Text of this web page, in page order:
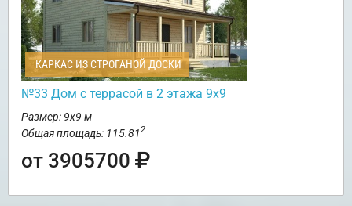
КАРКАС ИЗ СТРОГАНОЙ ДОСКИ
№33 Дом с террасой в 2 этажа 9х9
Размер: 9х9 м
Общая площадь: 115.812
от 3905700